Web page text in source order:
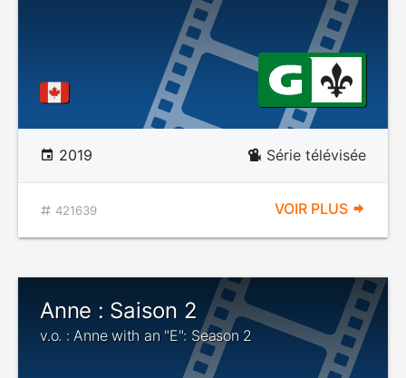
2019 Série télévisée
421639 VOIR PLUS
Anne : Saison 2
v.o. : Anne with an "E": Season 2